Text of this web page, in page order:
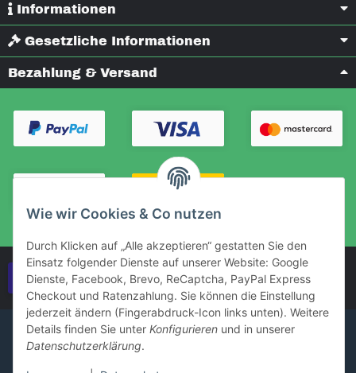
Wie wir Cookies & Co nutzen
Durch Klicken auf „Alle akzeptieren“ gestatten Sie den
Einsatz folgender Dienste auf unserer Website: Google
Dienste, Facebook, Brevo, ReCaptcha, PayPal Express
Checkout und Ratenzahlung. Sie können die Einstellung
jederzeit ändern (Fingerabdruck-Icon links unten). Weitere
Details finden Sie unter Konfigurieren und in unserer
Datenschutzerklärung.
Informationen
Gesetzliche Informationen
Bezahlung & Versand
Vertrag widerrufen